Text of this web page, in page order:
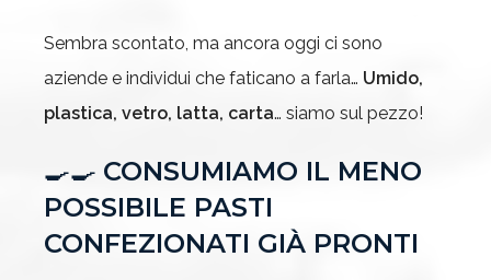
Sembra scontato, ma ancora oggi ci sono
aziende e individui che faticano a farla… Umido,
plastica, vetro, latta, carta… siamo sul pezzo!
🍳🍳 CONSUMIAMO IL MENO
POSSIBILE PASTI
CONFEZIONATI GIÀ PRONTI